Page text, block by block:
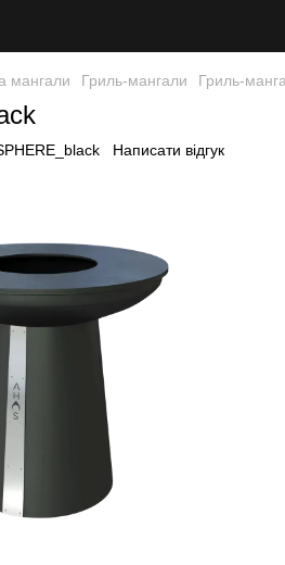
мангали Гриль-мангали Гриль-
Написати відгук